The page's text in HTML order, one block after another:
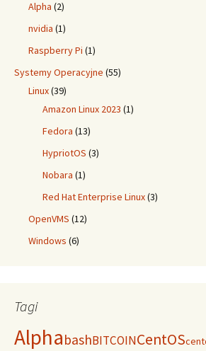
Alpha (2)
nvidia (1)
Raspberry Pi (1)
Systemy Operacyjne (55)
Linux(39)
Amazon Linux 2023 (1)
Fedora (13)
HypriotOS (3)
Nobara (1)
Red Hat Enterprise Linux(3)
OpenVMS (12)
Windows (6)
Tagi
AlphabashBITCOINCentOS